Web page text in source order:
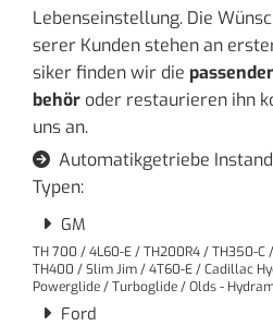
Le­bens­ein­stel­lung. Die
se­rer Kun­den ste­hen an
si­ker fin­den wir die
be­hör oder re­stau­rie­ren ihn
uns an.
 Au­to­ma­tik­ge­trie­be
Typen:
GM
TH 700 / 4L60-E / TH200R4 / TH350-
TH400 / Slim Jim / 4T60-E / Cadillac
Powerglide / Turboglide / Olds -
Ford